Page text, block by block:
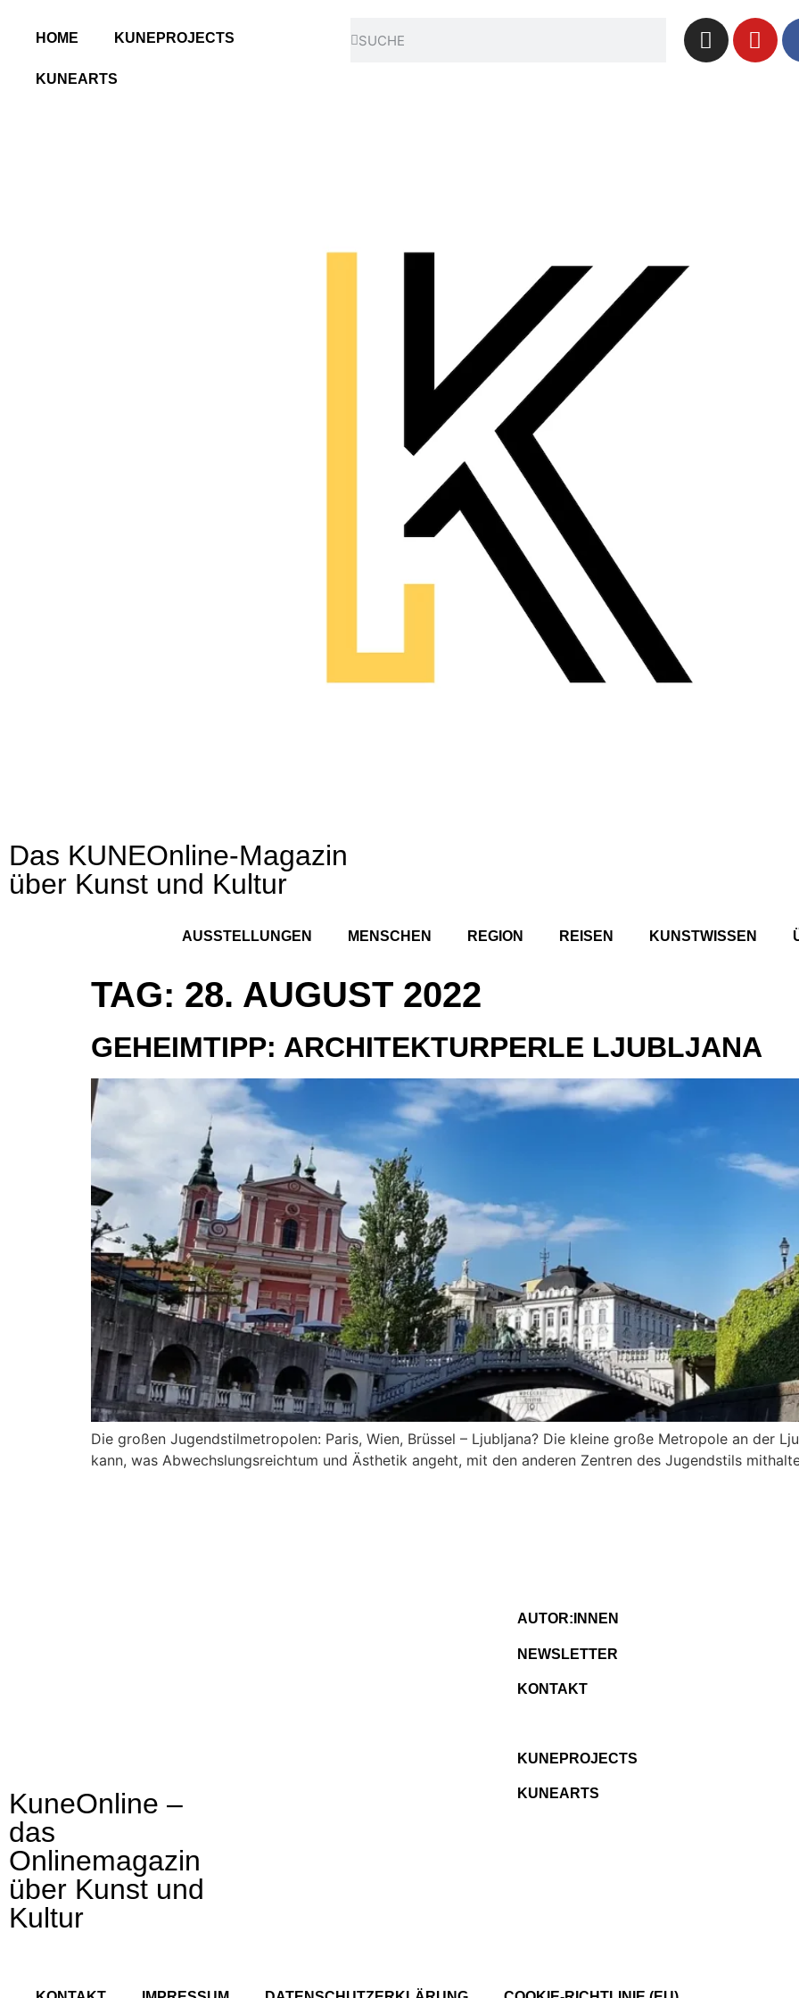
HOME KUNEPROJECTS
KUNEARTS
Das KUNEOnline-Magazin
über Kunst und Kultur
AUSSTELLUNGEN MENSCHEN REGION REISEN KUNSTWISSEN
TAG: 28. AUGUST 2022
GEHEIMTIPP: ARCHITEKTURPERLE LJUBLJANA
Die großen Jugendstilmetropolen: Paris, Wien, Brüssel – Ljubljana? Die kleine große Metropole an der
kann, was Abwechslungsreichtum und Ästhetik angeht, mit den anderen Zentren des Jugendstils
KuneOnline –
das
Onlinemagazin
über Kunst und
Kultur
AUTOR:INNEN
NEWSLETTER
KONTAKT
KUNEPROJECTS
KUNEARTS